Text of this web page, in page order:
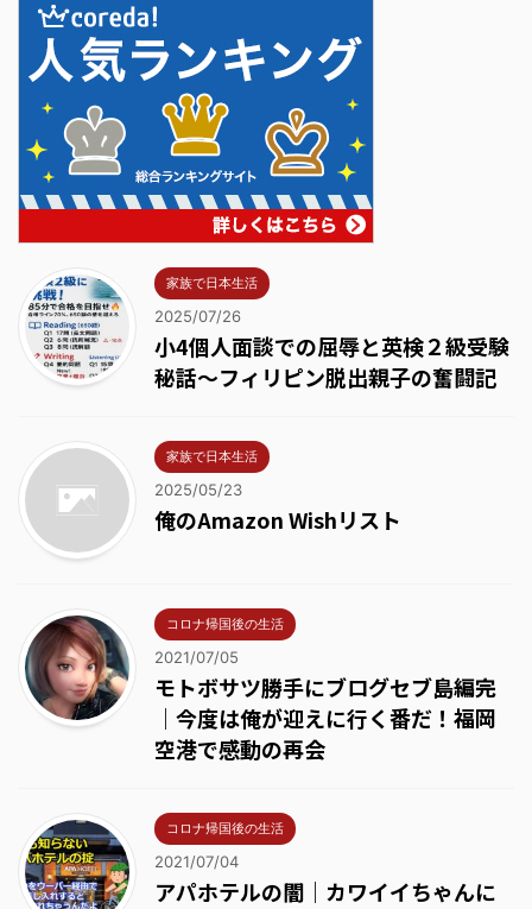
家族で日本生活
2025/07/26
小4個人面談での屈辱と英検２級受験
秘話～フィリピン脱出親子の奮闘記
家族で日本生活
2025/05/23
俺のAmazon Wishリスト
コロナ帰国後の生活
2021/07/05
モトボサツ勝手にブログセブ島編完
｜今度は俺が迎えに行く番だ！福岡
空港で感動の再会
コロナ帰国後の生活
2021/07/04
アパホテルの闇｜カワイイちゃんに